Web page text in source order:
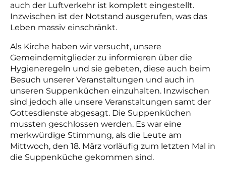
auch der Luftverkehr ist komplett eingestellt.
Inzwischen ist der Notstand ausgerufen, was das
Leben massiv einschränkt.
Als Kirche haben wir versucht, unsere
Gemeindemitglieder zu informieren über die
Hygieneregeln und sie gebeten, diese auch beim
Besuch unserer Veranstaltungen und auch in
unseren Suppenküchen einzuhalten. Inzwischen
sind jedoch alle unsere Veranstaltungen samt der
Gottesdienste abgesagt. Die Suppenküchen
mussten geschlossen werden. Es war eine
merkwürdige Stimmung, als die Leute am
Mittwoch, den 18. März vorläufig zum letzten Mal in
die Suppenküche gekommen sind.